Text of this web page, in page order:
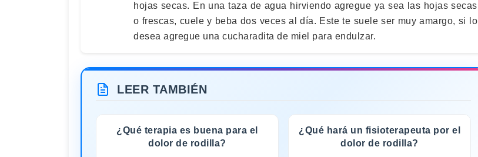
hojas secas. En una taza de agua hirviendo agregue ya sea las hojas secas
o frescas, cuele y beba dos veces al día. Este te suele ser muy amargo, si lo
desea agregue una cucharadita de miel para endulzar.
LEER TAMBIÉN
¿Qué terapia es buena para el
dolor de rodilla?
¿Qué hará un fisioterapeuta por el
dolor de rodilla?